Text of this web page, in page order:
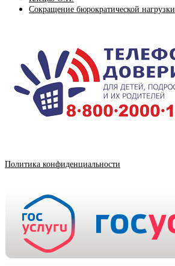
Сокращение бюрократической нагрузки
Политика конфиденциальности